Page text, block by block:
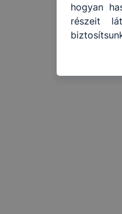
hogyan
részeit
Hogyan
tétele, a
teljes